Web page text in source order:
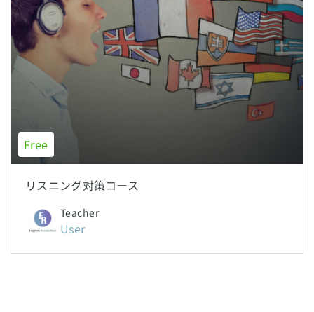
Free
リスニング対策コース
Teacher
User